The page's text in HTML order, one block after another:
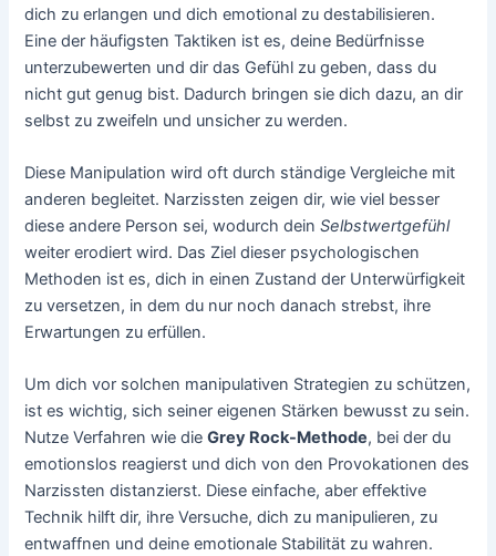
dich zu erlangen und dich emotional zu destabilisieren.
Eine der häufigsten Taktiken ist es, deine Bedürfnisse
unterzubewerten und dir das Gefühl zu geben, dass du
nicht gut genug bist. Dadurch bringen sie dich dazu, an dir
selbst zu zweifeln und unsicher zu werden.
Diese Manipulation wird oft durch ständige Vergleiche mit
anderen begleitet. Narzissten zeigen dir, wie viel besser
diese andere Person sei, wodurch deinSelbstwertgefühl
weiter erodiert wird. Das Ziel dieser psychologischen
Methoden ist es, dich in einen Zustand der Unterwürfigkeit
zu versetzen, in dem du nur noch danach strebst, ihre
Erwartungen zu erfüllen.
Um dich vor solchen manipulativen Strategien zu schützen,
ist es wichtig, sich seiner eigenen Stärken bewusst zu sein.
Nutze Verfahren wie dieGrey Rock-Methode, bei der du
emotionslos reagierst und dich von den Provokationen des
Narzissten distanzierst. Diese einfache, aber effektive
Technik hilft dir, ihre Versuche, dich zu manipulieren, zu
entwaffnen und deine emotionale Stabilität zu wahren.